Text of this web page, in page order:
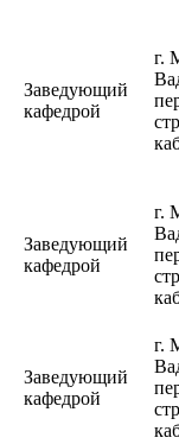
Заведующий
кафедрой
г.
Заведующий
кафедрой
г.
Заведующий
кафедрой
г.